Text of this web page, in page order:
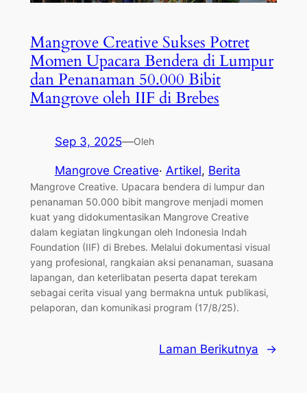
Mangrove Creative Sukses Potret
Momen Upacara Bendera di Lumpur
dan Penanaman 50.000 Bibit
Mangrove oleh IIF di Brebes
Sep 3, 2025—Oleh
Mangrove Creative· Artikel, Berita
Mangrove Creative. Upacara bendera di lumpur dan
penanaman 50.000 bibit mangrove menjadi momen
kuat yang didokumentasikan Mangrove Creative
dalam kegiatan lingkungan oleh Indonesia Indah
Foundation (IIF) di Brebes. Melalui dokumentasi visual
yang profesional, rangkaian aksi penanaman, suasana
lapangan, dan keterlibatan peserta dapat terekam
sebagai cerita visual yang bermakna untuk publikasi,
pelaporan, dan komunikasi program (17/8/25).
Laman Berikutnya →